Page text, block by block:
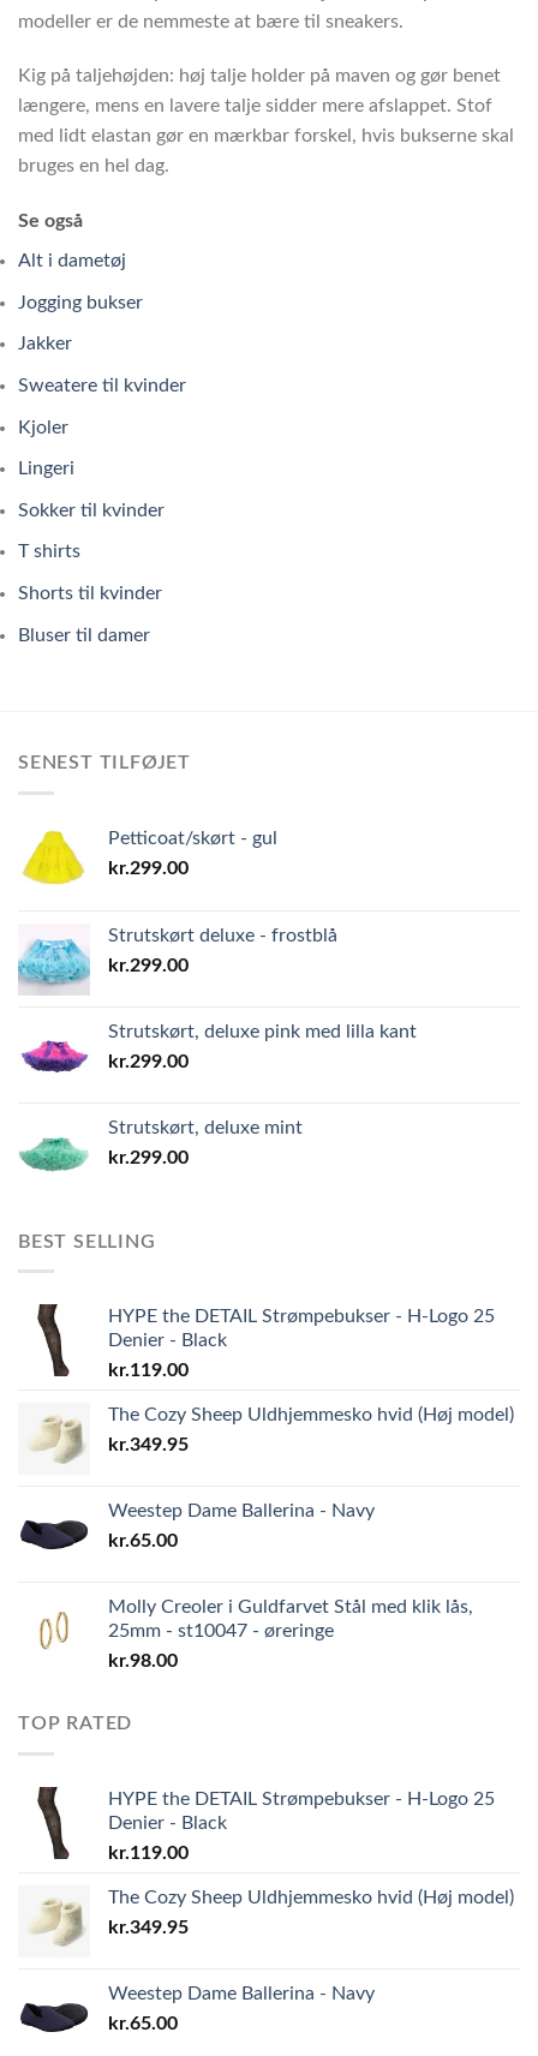
modeller er de nemmeste at bære til sneakers.
Kig på taljehøjden: høj talje holder på maven og gør benet
længere, mens en lavere talje sidder mere afslappet. Stof
med lidt elastan gør en mærkbar forskel, hvis bukserne skal
bruges en hel dag.
Se også
Alt i dametøj
Jogging bukser
Jakker
Sweatere til kvinder
Kjoler
Lingeri
Sokker til kvinder
T shirts
Shorts til kvinder
Bluser til damer
SENEST TILFØJET
Petticoat/skørt - gul
kr.299.00
Strutskørt deluxe - frostblå
kr.299.00
Strutskørt, deluxe pink med lilla kant
kr.299.00
Strutskørt, deluxe mint
kr.299.00
BEST SELLING
HYPE the DETAIL Strømpebukser - H-Logo 25
Denier - Black
kr.119.00
The Cozy Sheep Uldhjemmesko hvid (Høj model)
kr.349.95
Weestep Dame Ballerina - Navy
kr.65.00
Molly Creoler i Guldfarvet Stål med klik lås,
25mm - st10047 - øreringe
kr.98.00
TOP RATED
HYPE the DETAIL Strømpebukser - H-Logo 25
Denier - Black
kr.119.00
The Cozy Sheep Uldhjemmesko hvid (Høj model)
kr.349.95
Weestep Dame Ballerina - Navy
kr.65.00